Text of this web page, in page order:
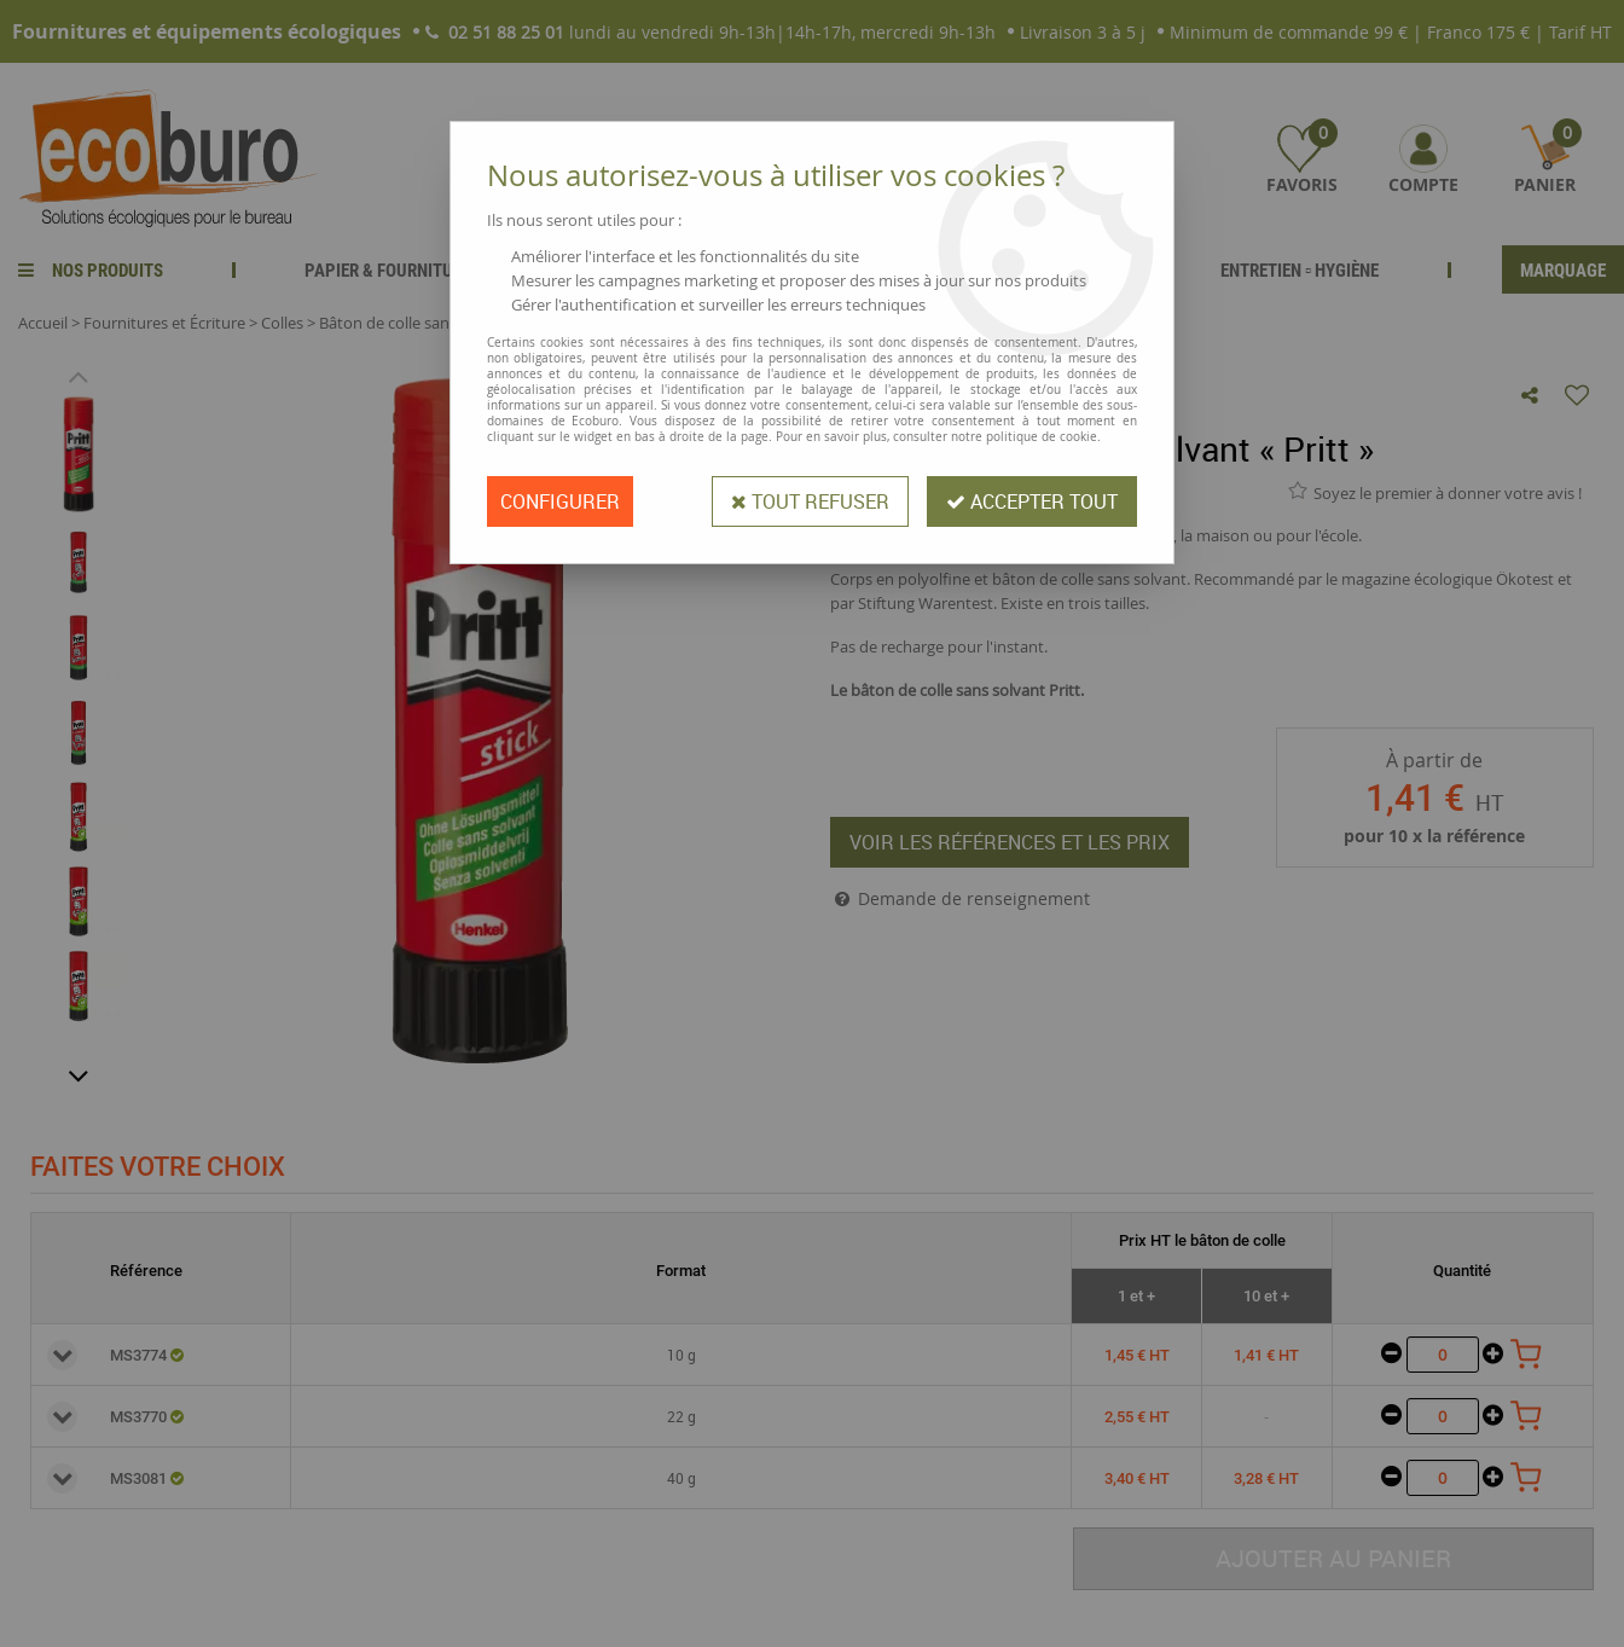
Fournitures et équipements écologiques 02 51 88 25 01 lundi au vendredi 9h-13h|14h-17h, mercredi 9h-13h Livraison 3 à 5 j Minimum de commande 99 € | Franco 175 € | Tarif HT
0
FAVORIS COMPTE
0
PANIER
NOS PRODUITS PAPIER & FOURNITURES NOUVEAUTÉS MAGASINS ▫ COMMERCES ENTRETIEN ▫ HYGIÈNE MARQUAGE
Accueil > Fournitures et Écriture > Colles > Bâton de colle sans solvant « Pritt »
Bâton de colle sans solvant « Pritt »
Soyez le premier à donner votre avis !
, pour le bureau, la maison ou pour l'école.
Corps en polyolfine et bâton de colle sans solvant. Recommandé par le magazine écologique Ökotest et
par Stiftung Warentest. Existe en trois tailles.
Pas de recharge pour l'instant.
Le bâton de colle sans solvant Pritt.
VOIR LES RÉFÉRENCES ET LES PRIX
À partir de
1 ,41 € HT
pour 10 x la référence
Demande de renseignement
FAITES VOTRE CHOIX
Référence Format
Prix HTle bâton de colle
1 et + 10 et +
Quantité
MS3774 10 g 1,45 € HT 1,41 € HT
MS3770 22 g 2,55 € HT -
MS3081 40 g 3,40 € HT 3,28 € HT
Nous autorisez-vous à utiliser vos cookies ?
Ils nous seront utiles pour :
Améliorer l'interface et les fonctionnalités du site
Mesurer les campagnes marketing et proposer des mises à jour sur nos produits
Gérer l'authentification et surveiller les erreurs techniques
Certains cookies sont nécessaires à des fins techniques, ils sont donc dispensés de consentement. D'autres,
non obligatoires, peuvent être utilisés pour la personnalisation des annonces et du contenu, la mesure des
annonces et du contenu, la connaissance de l'audience et le développement de produits, les données de
géolocalisation précises et l'identification par le balayage de l'appareil, le stockage et/ou l'accès aux
informations sur un appareil. Si vous donnez votre consentement, celui-ci sera valable sur l’ensemble des sous-
domaines de Ecoburo. Vous disposez de la possibilité de retirer votre consentement à tout moment en
cliquant sur le widget en bas à droite de la page. Pour en savoir plus, consulter notre politique de cookie.
CONFIGURER TOUT REFUSER ACCEPTER TOUT